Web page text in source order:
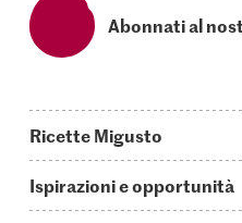
Abonnati al
Ricette Migusto
Oggi cucino
Ispirazioni e opportunità